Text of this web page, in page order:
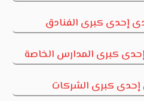
إحدى كبرى الفنادق
كبرى المدارس الخاصة
كبرى الشركات